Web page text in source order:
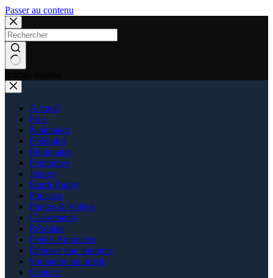
Passer au contenu
Accueil
Pros
Nationales
Fédérales
Régionales
Féminines
Jeunes
Esprit Rugby
Podcasts
Photos & Vidéos
Classements
Résultats
Petites Annonces
Déposer une annonce
Soumettre un article
Contact